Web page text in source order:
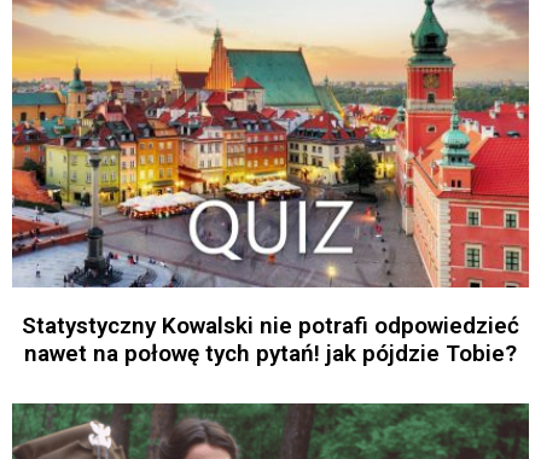
Statystyczny Kowalski nie potrafi odpowiedzieć
nawet na połowę tych pytań! jak pójdzie Tobie?